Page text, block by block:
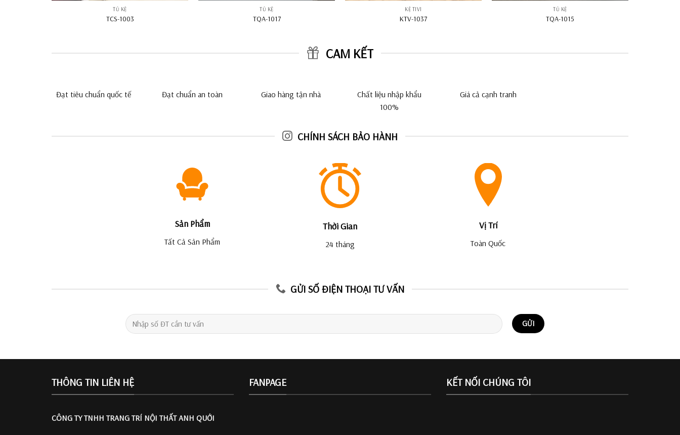
TỦ KỆ
TCS-1003
TỦ KỆ
TQA-1017
KỆ TIVI
KTV-1037
TỦ KỆ
TQA-1015
CAM KẾT
Đạt tiêu chuẩn quốc tế Đạt chuẩn an toàn Giao hàng tận nhà
Chất liệu nhập khẩu
100%
Giá cả cạnh tranh
CHÍNH SÁCH BẢO HÀNH
Sản Phẩm
Tất Cả Sản Phẩm
Thời Gian
24 tháng
Vị Trí
Toàn Quốc
GỬI SỐ ĐIỆN THOẠI TƯ VẤN
THÔNG TIN LIÊN HỆ
CÔNG TY TNHH TRANG TRÍ NỘI THẤT ANH QUỚI
FANPAGE KẾT NỐI CHÚNG TÔI